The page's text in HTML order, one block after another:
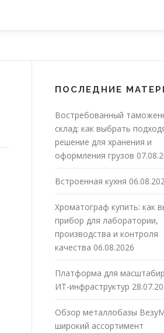
ПОСЛЕДНИЕ
Востребованный
склад: как выбрать
решение для хранения и
оформления грузов
Встроенная кухня
Хроматограф купить: как
прибор для лаборатории,
производства и контроля
качества 06.08.2026
Платформа для
ИТ-инфраструктур
Обзор металлобазы
широкий ассортимент